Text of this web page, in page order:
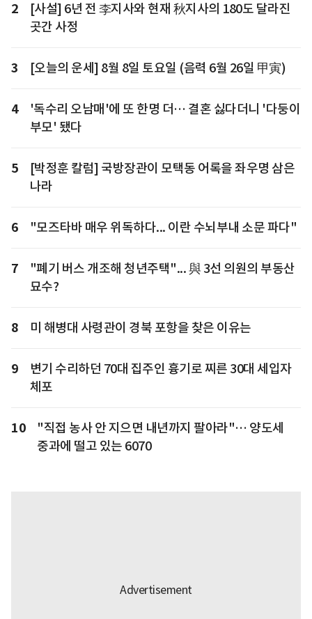
2
[사설] 6년 전 李지사와 현재 秋지사의 180도 달라진
곳간 사정
3 [오늘의 운세] 8월 8일 토요일 (음력 6월 26일 甲寅)
4
'독수리 오남매'에 또 한명 더… 결혼 싫다더니 '다둥이
부모' 됐다
5
[박정훈 칼럼] 국방장관이 모택동 어록을 좌우명 삼은
나라
6 "모즈타바 매우 위독하다... 이란 수뇌부내 소문 파다"
7
"폐기 버스 개조해 청년주택"... 與 3선 의원의 부동산
묘수?
8 미 해병대 사령관이 경북 포항을 찾은 이유는
9
변기 수리하던 70대 집주인 흉기로 찌른 30대 세입자
체포
10
"직접 농사 안 지으면 내년까지 팔아라"… 양도세
중과에 떨고 있는 6070